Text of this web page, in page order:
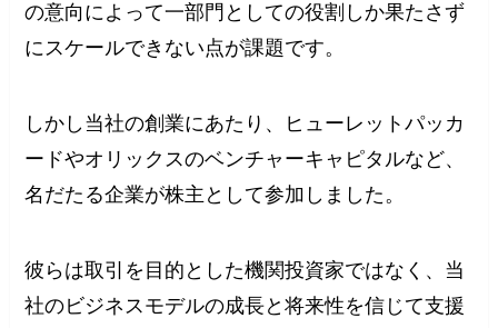
の意向によって一部門としての役割しか果たさず
にスケールできない点が課題です。
しかし当社の創業にあたり、ヒューレットパッカ
ードやオリックスのベンチャーキャピタルなど、
名だたる企業が株主として参加しました。
彼らは取引を目的とした機関投資家ではなく、当
社のビジネスモデルの成長と将来性を信じて支援